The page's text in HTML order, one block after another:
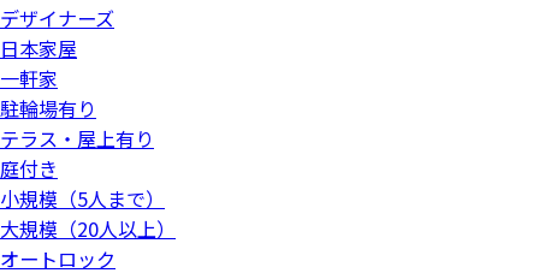
デザイナーズ
日本家屋
一軒家
駐輪場有り
テラス・屋上有り
庭付き
小規模（5人まで）
大規模（20人以上）
オートロック